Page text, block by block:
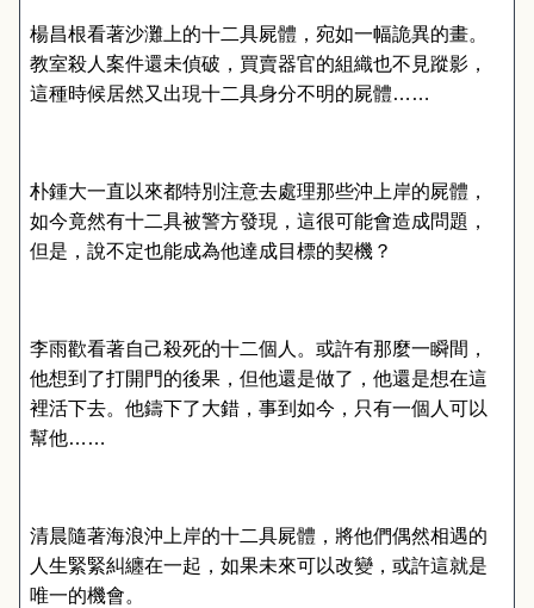
楊昌根看著沙灘上的十二具屍體，宛如一幅詭異的畫。
教室殺人案件還未偵破，買賣器官的組織也不見蹤影，
這種時候居然又出現十二具身分不明的屍體……
朴鍾大一直以來都特別注意去處理那些沖上岸的屍體，
如今竟然有十二具被警方發現，這很可能會造成問題，
但是，說不定也能成為他達成目標的契機？
李雨歡看著自己殺死的十二個人。或許有那麼一瞬間，
他想到了打開門的後果，但他還是做了，他還是想在這
裡活下去。他鑄下了大錯，事到如今，只有一個人可以
幫他……
清晨隨著海浪沖上岸的十二具屍體，將他們偶然相遇的
人生緊緊糾纏在一起，如果未來可以改變，或許這就是
唯一的機會。